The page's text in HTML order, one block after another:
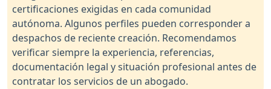
certificaciones exigidas en cada comunidad
autónoma. Algunos perfiles pueden corresponder a
despachos de reciente creación. Recomendamos
verificar siempre la experiencia, referencias,
documentación legal y situación profesional antes de
contratar los servicios de un abogado.